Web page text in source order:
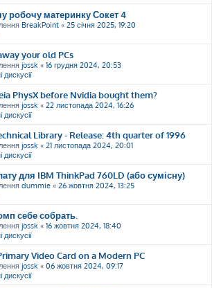
робочу материнку Сокет 4
BreakPoint « 25 січня 2025, 19:20
your old PCs
jossk « 16 грудня 2024, 20:53
дискусії
PhysX before Nvidia bought them?
jossk « 22 листопада 2024, 16:26
дискусії
Library - Release: 4th quarter of 1996
jossk « 21 листопада 2024, 20:01
дискусії
для IBM ThinkPad 760LD (або сумісну)
dummie « 26 жовтня 2024, 13:25
себе собрать.
jossk « 16 жовтня 2024, 18:40
дискусії
Video Card on a Modern PC
jossk « 06 жовтня 2024, 09:17
дискусії